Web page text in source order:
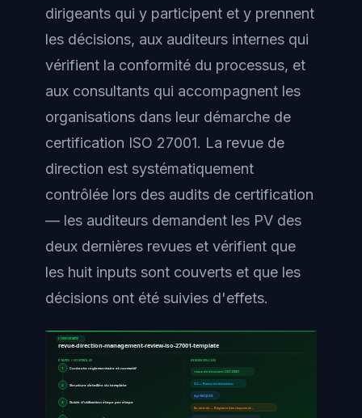
dirigeants qui y participent et y prennent
les décisions, aux auditeurs internes qui
vérifient la conformité du processus, et
aux consultants qui accompagnent les
organisations dans leur démarche de
certification ISO 27001. La revue de
direction est systématiquement
contrôlée lors des audits de certification
— les auditeurs demandent les PV des
deux dernières revues et vérifient que
les huit inputs sont couverts et que les
décisions ont été suivies d'effets.
CONFORMITÉ
revue-direction-management-review-iso-27001-template
ÉTAPES / CONTRÔLES
1 Contexte réglementaire et normatif
2 Structure détaillée du template
3 Guide d'utilisation étape par étape
EXIGENCES CLÉS
revue de direction ISO 27001
9.3 — Revue de direction
Ayi NEDJIMI
En entrée — Registre des risques et…